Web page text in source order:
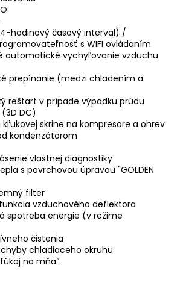
hodinový časový interval) /
s WIFI ovládaním
automatické vychyľovanie vzduchu
prepínanie (medzi chladením a
reštart v prípade výpadku prúdu
DC)
kľukovej skrine na kompresore a ohrev
kondenzátorom
vlastnej diagnostiky
s povrchovou úpravou "GOLDEN
filter
vzduchového deflektora
spotreba energie (v režime
čistenia
chladiaceho okruhu
na mňa“.